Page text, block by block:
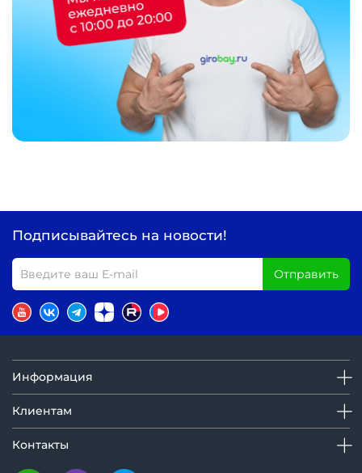
Подписывайтесь на новости!
Отправить
Информация
Клиентам
Контакты